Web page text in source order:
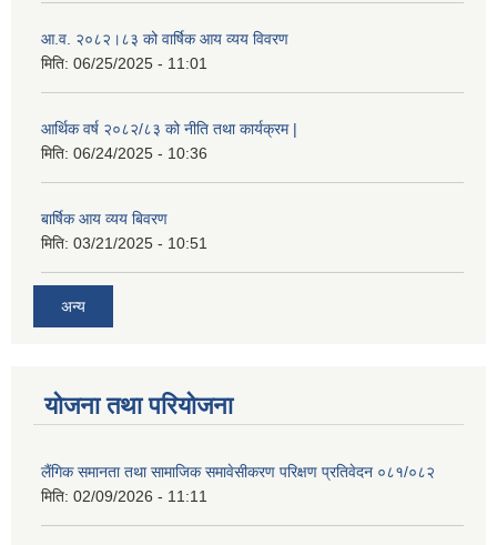
आ.व. २०८२।८३ को वार्षिक आय व्यय विवरण
मिति: 06/25/2025 - 11:01
आर्थिक वर्ष २०८२/८३ को नीति तथा कार्यक्रम |
मिति: 06/24/2025 - 10:36
बार्षिक आय व्यय बिवरण
मिति: 03/21/2025 - 10:51
अन्य
योजना तथा परियोजना
लैंगिक समानता तथा सामाजिक समावेसीकरण परिक्षण प्रतिवेदन ०८१/०८२
मिति: 02/09/2026 - 11:11